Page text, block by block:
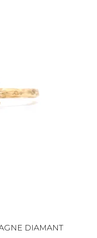
DIAMANT